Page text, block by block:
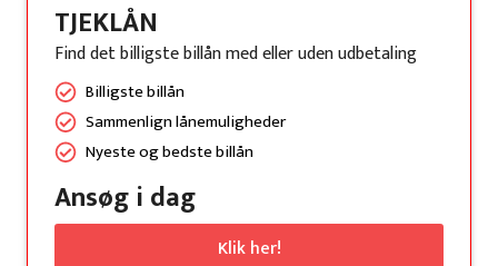
TJEKLÅN
Find det billigste billån med eller uden udbetaling
Billigste billån
Sammenlign lånemuligheder
Nyeste og bedste billån
Ansøg i dag
Klik her!